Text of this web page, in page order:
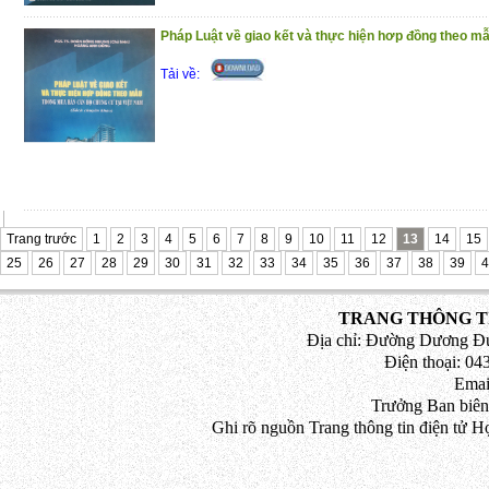
Pháp Luật về giao kết và thực hiện hơp đồng theo
Tải về:
Trang trước 1 2 3 4 5 6 7 8 9 10 11 12 13 14
15
25
26 27 28 29 30 31 32 33 34 35 36 37 38 39
TRANG THÔNG
Địa chỉ: Đường Dương
Điện thoại:
Trưởng Ban
Ghi rõ nguồn Trang thông tin điện tử